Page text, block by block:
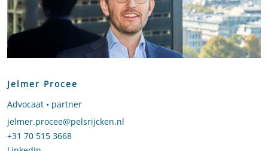
Jelmer Procee
Advocaat • partner
Stuur een e-mail naar Jelmer Procee
jelmer.procee@pelsrijcken.nl
Bel naar Jelmer Procee
+31 70 515 3668